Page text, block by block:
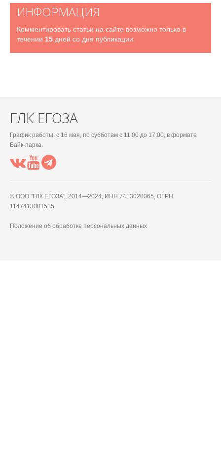
ИНФОРМАЦИЯ
Комментировать статьи на сайте возможно только в
течении 15 дней со дня публикации.
ГЛК ЕГОЗА
График работы: c 16 мая, по субботам с 11:00 до 17:00, в формате
Байк-парка.
© OOO "ГЛК ЕГОЗА", 2014—2024, ИНН 7413020065, ОГРН
1147413001515
Положение об обработке персональных данных